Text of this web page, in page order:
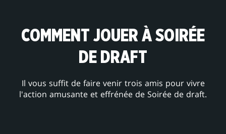
COMMENT JOUER À SOIRÉE
DE DRAFT
Il vous suffit de faire venir trois amis pour vivre
l'action amusante et effrénée de Soirée de draft.